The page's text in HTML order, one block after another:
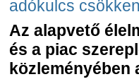
adókulcs
Az alapvető
és a piac
közleményében